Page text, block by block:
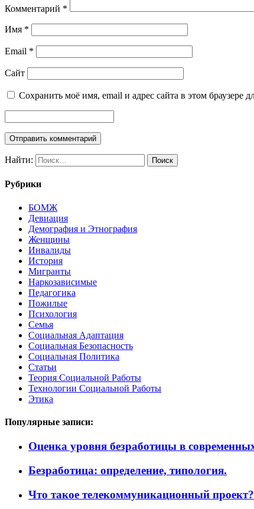
Комментарий *
Имя *
Email *
Сайт
Сохранить моё имя, email и адрес сайта в этом браузере
Найти:
Рубрики
БОМЖ
Девиация
Демография и Этнография
Женщины
Инвалиды
История
Мигранты
Наркозависимые
Педагогика
Пожилые
Психология
Семья
Социальная Адаптация
Социальная Безопасность
Социальная Политика
Статьи
Теория Социальной Работы
Технологии Социальной Работы
Этика
Популярные записи:
Оценка уровня безработицы в
Безработица: определение, типология.
Что такое телекоммуникационный проект?